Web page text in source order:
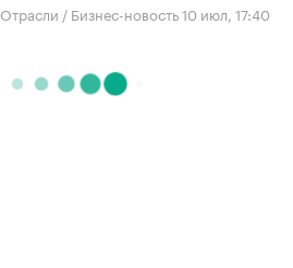
/ Бизнес-новость10 июл, 17:40